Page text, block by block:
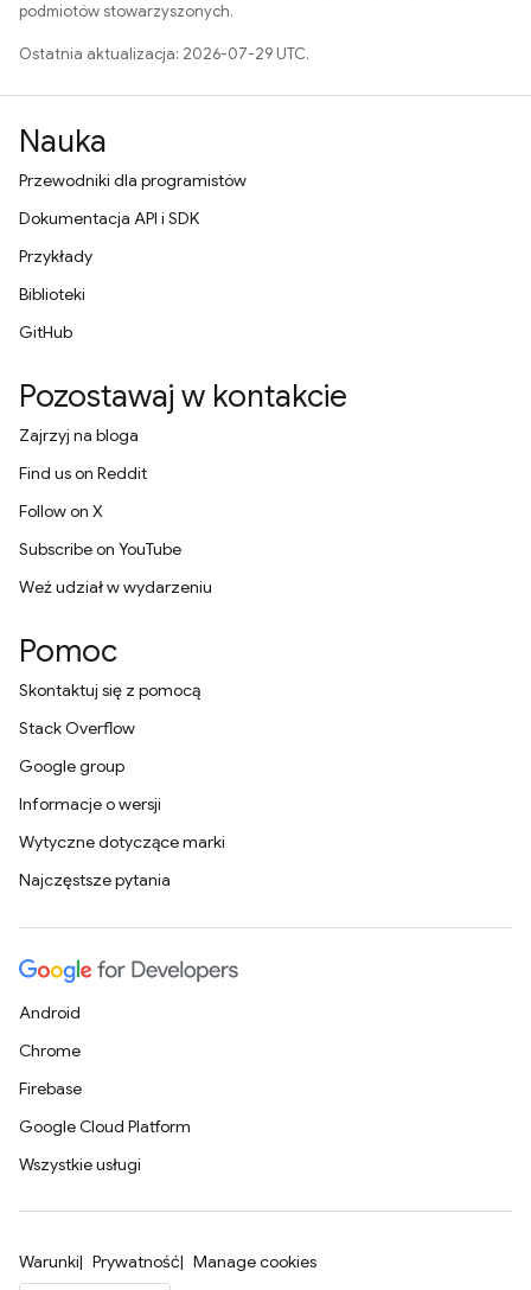
podmiotów stowarzyszonych.
Ostatnia aktualizacja: 2026-07-29 UTC.
Nauka
Przewodniki dla programistów
Dokumentacja API i SDK
Przykłady
Biblioteki
GitHub
Pozostawaj w kontakcie
Zajrzyj na bloga
Find us on Reddit
Follow on X
Subscribe on YouTube
Weź udział w wydarzeniu
Pomoc
Skontaktuj się z pomocą
Stack Overflow
Google group
Informacje o wersji
Wytyczne dotyczące marki
Najczęstsze pytania
Android
Chrome
Firebase
Google Cloud Platform
Wszystkie usługi
Warunki Prywatność Manage cookies